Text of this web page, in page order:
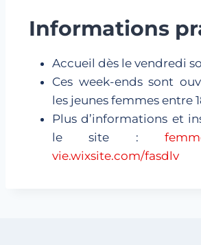
Informations
Accueil dès le vendredi
Ces week-ends sont
les jeunes femmes entre
Plus d’informations et
le site :
vie.wixsite.com/fasdlv